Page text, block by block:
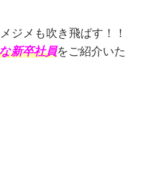
ジメも吹き飛ばす！！
新卒社員をご紹介いた